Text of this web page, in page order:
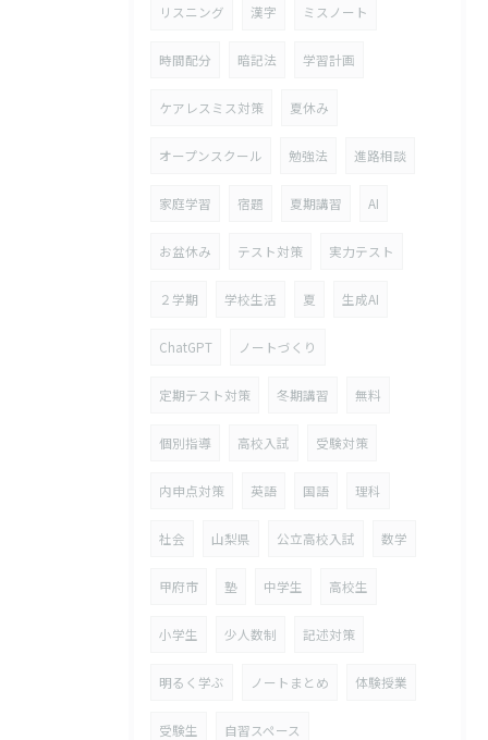
リスニング 漢字 ミスノート
時間配分 暗記法 学習計画
ケアレスミス対策 夏休み
オープンスクール 勉強法 進路相談
家庭学習 宿題 夏期講習 AI
お盆休み テスト対策 実力テスト
２学期 学校生活 夏 生成AI
ChatGPT ノートづくり
定期テスト対策 冬期講習 無料
個別指導 高校入試 受験対策
内申点対策 英語 国語 理科
社会 山梨県 公立高校入試 数学
甲府市 塾 中学生 高校生
小学生 少人数制 記述対策
明るく学ぶ ノートまとめ 体験授業
受験生 自習スペース